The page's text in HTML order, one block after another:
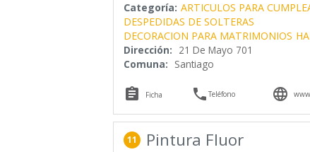
Categoría: ARTICULOS PARA
DESPEDIDAS DE SOLTERAS
DECORACION PARA MATRIMONIOS
Dirección: 21 De Mayo 701
Comuna: Santiago
 Ficha Teléfono 
11 Pintura Fluor